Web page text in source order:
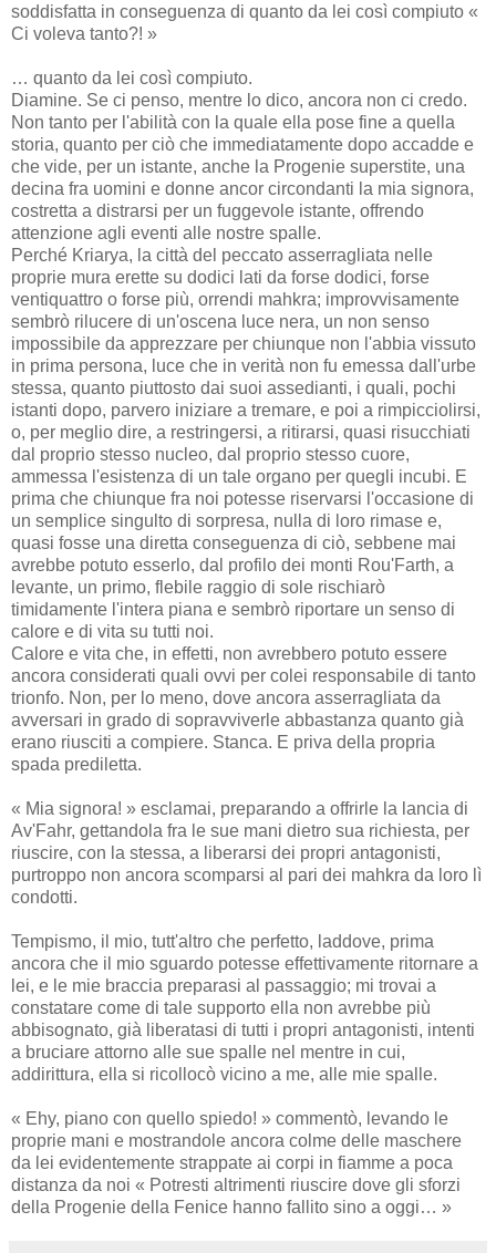
soddisfatta in conseguenza di quanto da lei così compiuto «
Ci voleva tanto?! »
… quanto da lei così compiuto.
Diamine. Se ci penso, mentre lo dico, ancora non ci credo.
Non tanto per l'abilità con la quale ella pose fine a quella
storia, quanto per ciò che immediatamente dopo accadde e
che vide, per un istante, anche la Progenie superstite, una
decina fra uomini e donne ancor circondanti la mia signora,
costretta a distrarsi per un fuggevole istante, offrendo
attenzione agli eventi alle nostre spalle.
Perché Kriarya, la città del peccato asserragliata nelle
proprie mura erette su dodici lati da forse dodici, forse
ventiquattro o forse più, orrendi mahkra; improvvisamente
sembrò rilucere di un'oscena luce nera, un non senso
impossibile da apprezzare per chiunque non l'abbia vissuto
in prima persona, luce che in verità non fu emessa dall'urbe
stessa, quanto piuttosto dai suoi assedianti, i quali, pochi
istanti dopo, parvero iniziare a tremare, e poi a rimpicciolirsi,
o, per meglio dire, a restringersi, a ritirarsi, quasi risucchiati
dal proprio stesso nucleo, dal proprio stesso cuore,
ammessa l'esistenza di un tale organo per quegli incubi. E
prima che chiunque fra noi potesse riservarsi l'occasione di
un semplice singulto di sorpresa, nulla di loro rimase e,
quasi fosse una diretta conseguenza di ciò, sebbene mai
avrebbe potuto esserlo, dal profilo dei monti Rou'Farth, a
levante, un primo, flebile raggio di sole rischiarò
timidamente l'intera piana e sembrò riportare un senso di
calore e di vita su tutti noi.
Calore e vita che, in effetti, non avrebbero potuto essere
ancora considerati quali ovvi per colei responsabile di tanto
trionfo. Non, per lo meno, dove ancora asserragliata da
avversari in grado di sopravviverle abbastanza quanto già
erano riusciti a compiere. Stanca. E priva della propria
spada prediletta.
« Mia signora! » esclamai, preparando a offrirle la lancia di
Av'Fahr, gettandola fra le sue mani dietro sua richiesta, per
riuscire, con la stessa, a liberarsi dei propri antagonisti,
purtroppo non ancora scomparsi al pari dei mahkra da loro lì
condotti.
Tempismo, il mio, tutt'altro che perfetto, laddove, prima
ancora che il mio sguardo potesse effettivamente ritornare a
lei, e le mie braccia preparasi al passaggio; mi trovai a
constatare come di tale supporto ella non avrebbe più
abbisognato, già liberatasi di tutti i propri antagonisti, intenti
a bruciare attorno alle sue spalle nel mentre in cui,
addirittura, ella si ricollocò vicino a me, alle mie spalle.
« Ehy, piano con quello spiedo! » commentò, levando le
proprie mani e mostrandole ancora colme delle maschere
da lei evidentemente strappate ai corpi in fiamme a poca
distanza da noi « Potresti altrimenti riuscire dove gli sforzi
della Progenie della Fenice hanno fallito sino a oggi… »